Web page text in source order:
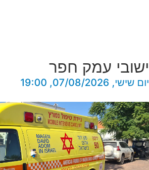
ישובי עמק חפר
יום שישי, 07/08/2026, 19:00